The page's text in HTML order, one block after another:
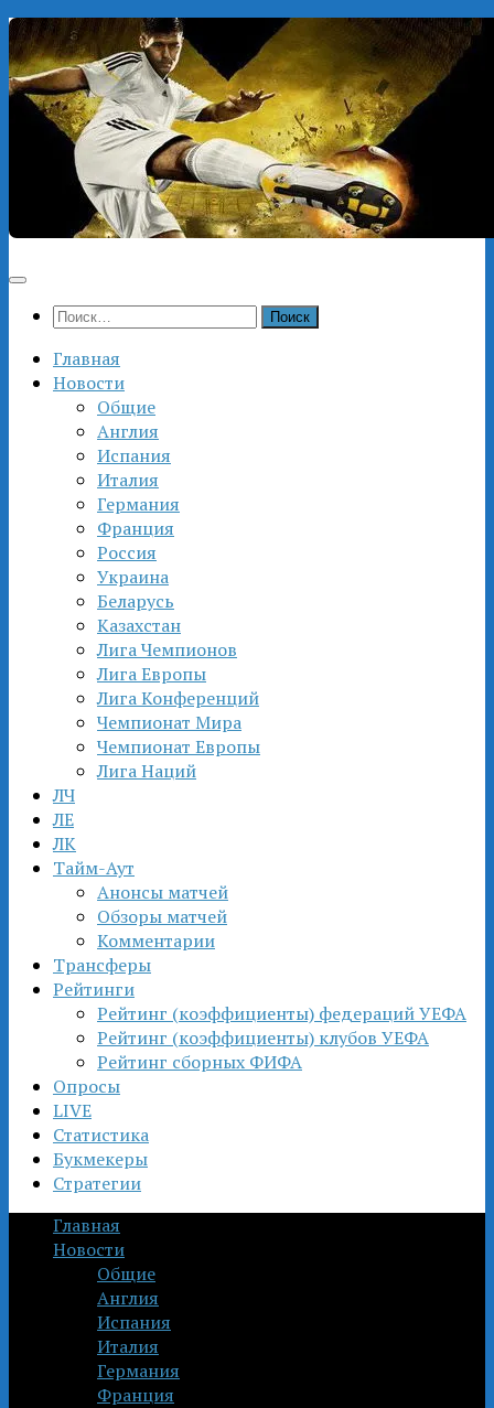
Перейти
к
содержимому
Найти:
Главная
Новости
Общие
Англия
Испания
Италия
Германия
Франция
Россия
Украина
Беларусь
Казахстан
Лига Чемпионов
Лига Европы
Лига Конференций
Чемпионат Мира
Чемпионат Европы
Лига Наций
ЛЧ
ЛЕ
ЛК
Тайм-Аут
Анонсы матчей
Обзоры матчей
Комментарии
Трансферы
Рейтинги
Рейтинг (коэффициенты) федераций УЕФА
Рейтинг (коэффициенты) клубов УЕФА
Рейтинг сборных ФИФА
Опросы
LIVE
Статистика
Букмекеры
Стратегии
Главная
Новости
Общие
Англия
Испания
Италия
Германия
Франция